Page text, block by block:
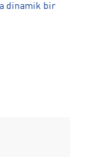
dinamik bir